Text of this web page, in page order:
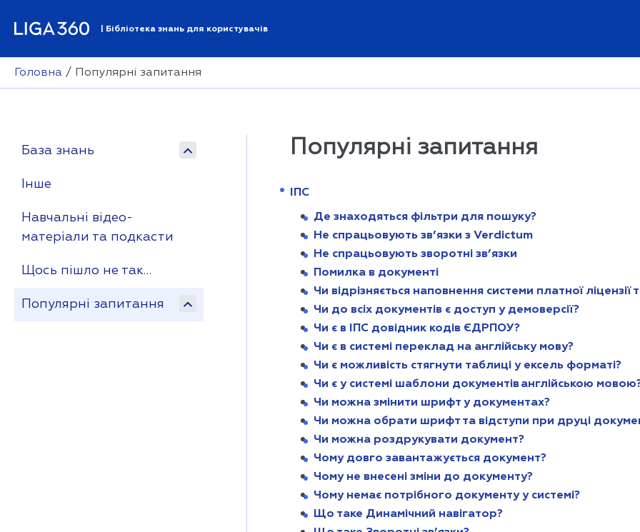
| Бібліотека знань для користувачів
Головна Популярні запитання
База знань
Інше
Навчальні відео-
матеріали та подкасти
Щось пішло не так…
Популярні запитання
Популярні запитання
ІПС
Де знаходяться фільтри для пошуку?
Не спрацьовують зв’язки з Verdictum
Не спрацьовують зворотні зв’язки
Помилка в документі
Чи відрізняється наповнення системи платної ліцензії
Чи до всіх документів є доступ у демоверсії?
Чи є в ІПС довідник кодів ЄДРПОУ?
Чи є в системі переклад на англійську мову?
Чи є можливість стягнути таблиці у ексель форматі?
Чи є у системі шаблони документів англійською
Чи можна змінити шрифт у документах?
Чи можна обрати шрифт та відступи при друці
Чи можна роздрукувати документ?
Чому довго завантажується документ?
Чому не внесені зміни до документу?
Чому немає потрібного документу у системі?
Що таке Динамічний навігатор?